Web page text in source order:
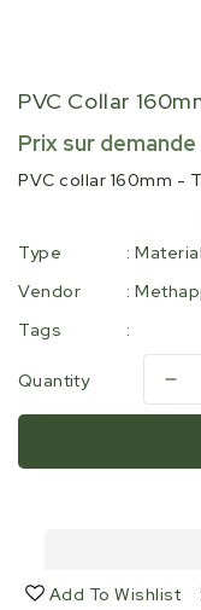
PVC Collar
Regular
price
Prix sur demande
PVC collar 160mm -
Type : Material
Vendor
:
Tags
:
Quantity
Add To Wishlist